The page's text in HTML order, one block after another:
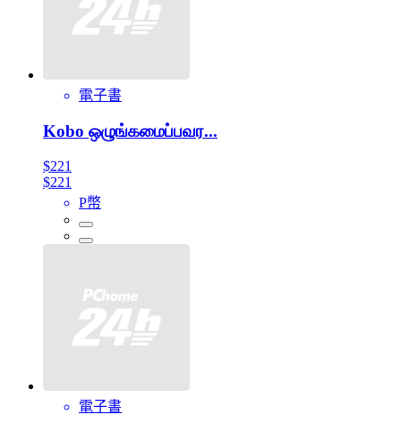
電子書
Kobo ஒழுங்கமைப்பவர...
$221
$221
P幣
電子書